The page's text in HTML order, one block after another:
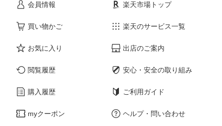
会員情報
買い物かご
お気に入り
閲覧履歴
購入履歴
myクーポン
楽天市場トップ
楽天のサービス一覧
出店のご案内
安心・安全の取り組み
ご利用ガイド
ヘルプ・問い合わせ